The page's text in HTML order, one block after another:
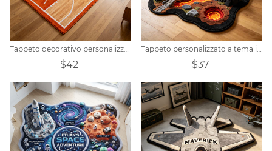
Tappeto decorativo personalizzato a tema campo da basket
$42
Tappeto personalizzato a tema isola avventura vulcanica con lava vulcanica.
$37